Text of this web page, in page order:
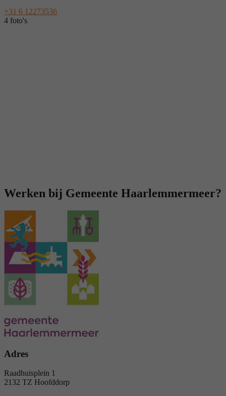
+31 6 12273536
4 foto's
Werken bij Gemeente Haarlemmermeer?
Adres
Raadhuisplein 1
2132 TZ Hoofddorp